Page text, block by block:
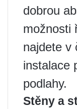
dobrou
možnosti
najdete v
instalace
podlahy.
Stěny a